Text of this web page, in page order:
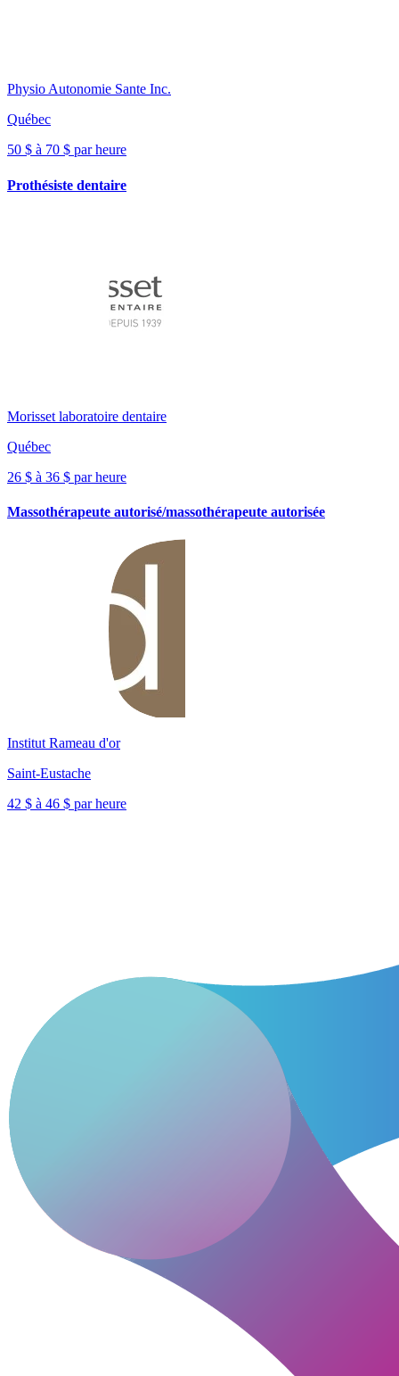
Physio Autonomie Sante Inc.
Québec
50 $ à 70 $ par heure
Prothésiste dentaire
Morisset laboratoire dentaire
Québec
26 $ à 36 $ par heure
Massothérapeute autorisé/massothérapeute autorisée
Institut Rameau d'or
Saint-Eustache
42 $ à 46 $ par heure